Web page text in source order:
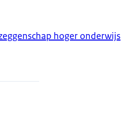
hoger onderwijs